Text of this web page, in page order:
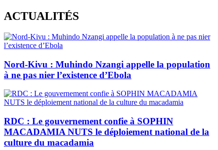
Skip
to
content
ACTUALITÉS
Nord-Kivu : Muhindo Nzangi appelle la population
à ne pas nier l’existence d’Ebola
RDC : Le gouvernement confie à SOPHIN
MACADAMIA NUTS le déploiement national de la
culture du macadamia